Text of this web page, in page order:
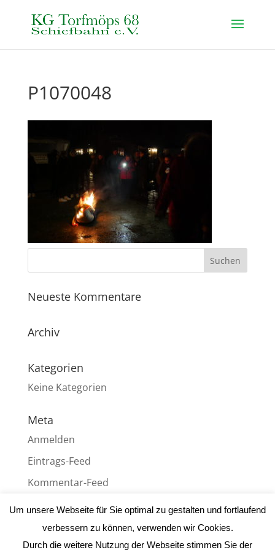
P1070048
Neueste Kommentare
Archiv
Kategorien
Keine Kategorien
Meta
Anmelden
Eintrags-Feed
Kommentar-Feed
WordPress.org
Um unsere Webseite für Sie optimal zu gestalten und fortlaufend
verbessern zu können, verwenden wir Cookies.
Durch die weitere Nutzung der Webseite stimmen Sie der